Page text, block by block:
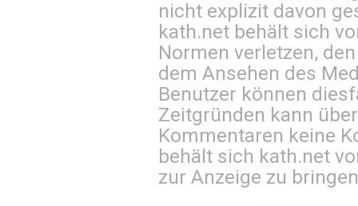
nicht explizit davon
kath.net behält sich
Normen verletzen,
dem Ansehen des
Benutzer können
Zeitgründen kann
Kommentaren keine
behält sich kath.net
zur Anzeige zu